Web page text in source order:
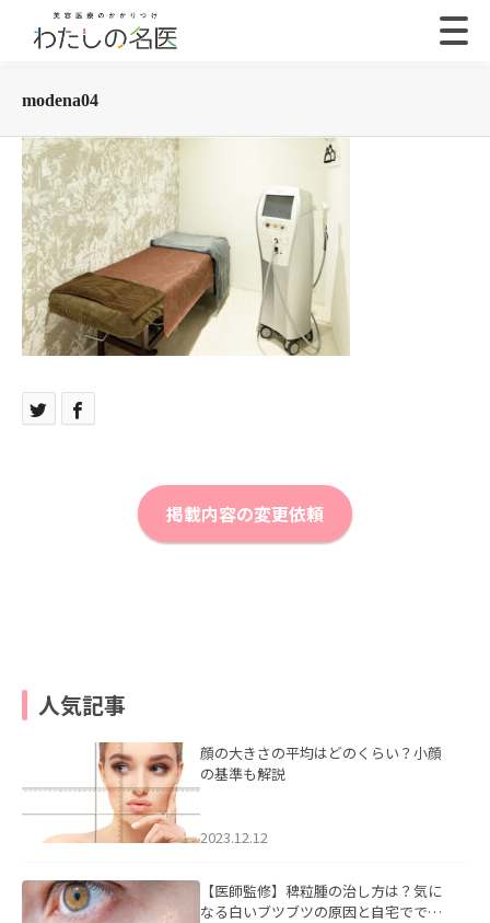
modena04
掲載内容の変更依頼
人気記事
顔の大きさの平均はどのくらい？小顔
の基準も解説
2023.12.12
【医師監修】稗粒腫の治し方は？気に
なる白いブツブツの原因と自宅ででき